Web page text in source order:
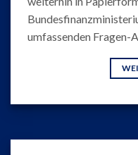
umfassenden